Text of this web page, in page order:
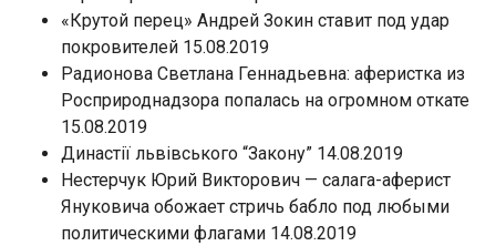
«Крутой перец» Андрей Зокин ставит под удар
покровителей 15.08.2019
Радионова Светлана Геннадьевна: аферистка из
Росприроднадзора попалась на огромном откате
15.08.2019
Династії львівського “Закону” 14.08.2019
Нестерчук Юрий Викторович — салага-аферист
Януковича обожает стричь бабло под любыми
политическими флагами 14.08.2019